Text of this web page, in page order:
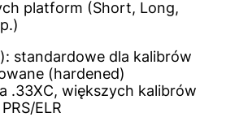
platform (Short, Long,
standardowe dla kalibrów
(hardened)
.33XC, większych kalibrów
ELR